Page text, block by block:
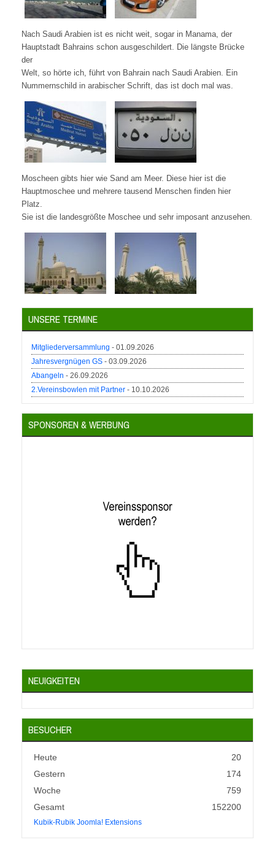
Nach Saudi Arabien ist es nicht weit, sogar in Manama, der
Hauptstadt Bahrains schon ausgeschildert. Die längste Brücke
der
Welt, so hörte ich, führt von Bahrain nach Saudi Arabien. Ein
Nummernschild in arabischer Schrift, das ist doch mal was.
Moscheen gibts hier wie Sand am Meer. Diese hier ist die
Hauptmoschee und mehrere tausend Menschen finden hier
Platz.
Sie ist die landesgrößte Moschee und sehr imposant anzusehen.
UNSERE TERMINE
Mitgliederversammlung - 01.09.2026
Jahresvergnügen GS - 03.09.2026
Abangeln - 26.09.2026
2.Vereinsbowlen mit Partner - 10.10.2026
SPONSOREN & WERBUNG
NEUIGKEITEN
BESUCHER
Heute
20
Gestern
174
Woche
759
Gesamt
152200
Kubik-Rubik Joomla! Extensions